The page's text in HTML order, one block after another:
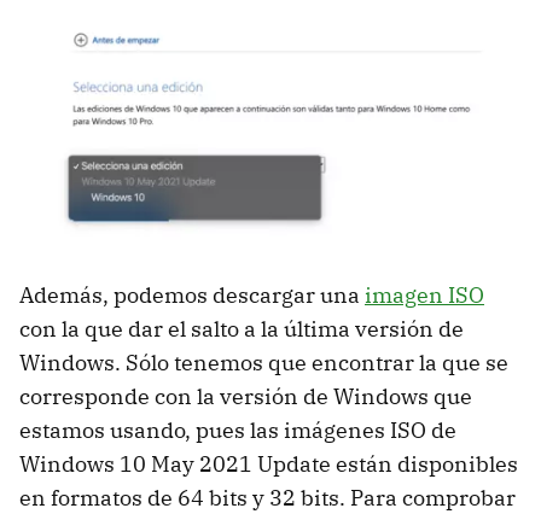
Además, podemos descargar una imagen ISO
con la que dar el salto a la última versión de
Windows. Sólo tenemos que encontrar la que se
corresponde con la versión de Windows que
estamos usando, pues las imágenes ISO de
Windows 10 May 2021 Update están disponibles
en formatos de 64 bits y 32 bits. Para comprobar